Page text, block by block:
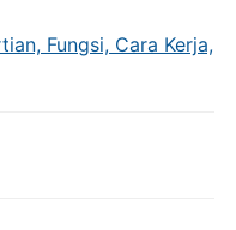
Fungsi, Cara Kerja,